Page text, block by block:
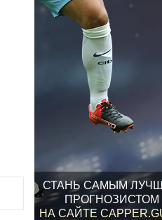
СТАНЬ САМЫМ
ПРОГНОЗИСТОМ
НА САЙТЕ